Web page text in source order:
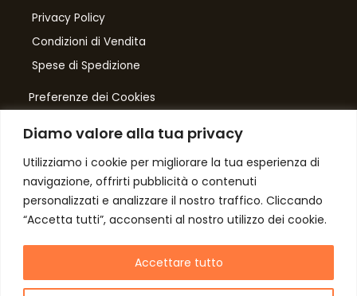
Diamo valore alla tua privacy
Utilizziamo i cookie per migliorare la tua esperienza di
navigazione, offrirti pubblicità o contenuti
personalizzati e analizzare il nostro traffico. Cliccando
“Accetta tutti”, acconsenti al nostro utilizzo dei cookie.
Accettare tutto
Privacy Policy
Condizioni di Vendita
Spese di Spedizione
Preferenze dei Cookies
Number One
di Domenico Toccacieli
Via G. Mazzini 5/C
61033 FERMIGNANO PU
C.F. TCCDNC64A31D541L